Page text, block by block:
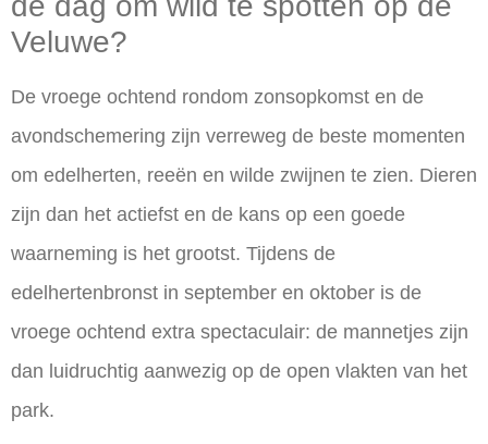
Veluwe?
De vroege ochtend rondom zonsopkomst en de
avondschemering zijn verreweg de beste momenten
om edelherten, reeën en wilde zwijnen te zien. Dieren
zijn dan het actiefst en de kans op een goede
waarneming is het grootst. Tijdens de
edelhertenbronst in september en oktober is de
vroege ochtend extra spectaculair: de mannetjes zijn
dan luidruchtig aanwezig op de open vlakten van het
park.